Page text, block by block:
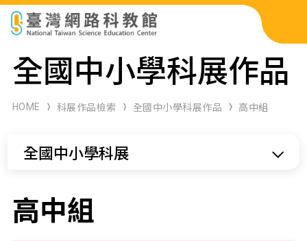
科展作品檢索
科學研習月刊
全國中小學科展作品
HOME 科展作品檢索 全國中小學科展作品 高中組
全國中小學科展
高中組